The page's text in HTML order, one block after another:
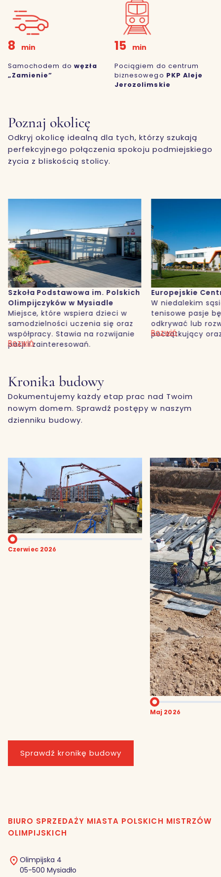
8 min
Samochodem do węzła
„Zamienie”
15 min
Pociągiem do centrum
biznesowego PKP Aleje
Jerozolimskie
Poznaj okolicę
Odkryj okolicę idealną dla tych, którzy szukają
perfekcyjnego połączenia spokoju podmiejskiego
życia z bliskością stolicy.
im. Polskich
Mysiadle
dzieci w
się oraz
na rozwijanie
Europejskie Centrum Tenisa
W niedalekim sąsiedztwie
tenisowe pasje będą mogli
odkrywać lub rozwijać zawodnicy
początkujący oraz wytrawni
gracze.
Rozwiń
Kronika budowy
Dokumentujemy każdy etap prac nad Twoim
nowym domem. Sprawdź postępy w naszym
dzienniku budowy.
Sprawdź kronikę budowy
BIURO SPRZEDAŻY MIASTA POLSKICH MISTRZÓW
OLIMPIJSKICH
Olimpijska 4
05-500 Mysiadło